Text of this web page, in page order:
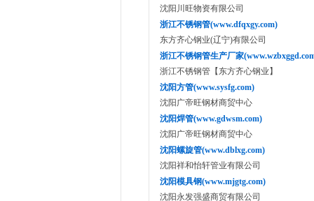
沈阳川旺物资有限公司
浙江不锈钢管(www.dfqxgy.com)
东方齐心钢业(辽宁)有限公司
浙江不锈钢管生产厂家
浙江不锈钢管【东方齐心钢业】
沈阳方管(www.sysfg.com)
沈阳广帝旺钢材商贸中心
沈阳焊管(www.gdwsm.com)
沈阳广帝旺钢材商贸中心
沈阳螺旋管(www.dblxg.com)
沈阳祥和怡轩管业有限公司
沈阳模具钢(www.mjgtg.com)
沈阳永发强盛商贸有限公司